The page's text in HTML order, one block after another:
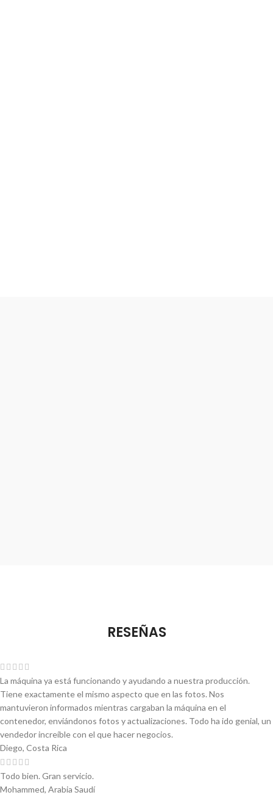
RESEÑAS
La máquina ya está funcionando y ayudando a nuestra producción.
Tiene exactamente el mismo aspecto que en las fotos. Nos
mantuvieron informados mientras cargaban la máquina en el
contenedor, enviándonos fotos y actualizaciones. Todo ha ido genial, un
vendedor increíble con el que hacer negocios.
Diego, Costa Rica
Todo bien. Gran servicio.
Mohammed, Arabia Saudí